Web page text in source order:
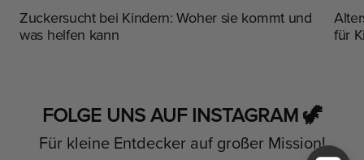
Zuckersucht bei Kindern: Woher sie kommt und
was helfen kann
für
FOLGE UNS AUF INSTAGRAM 🦖
Für kleine Entdecker auf großer Mission!